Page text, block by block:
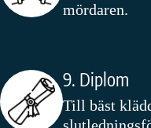
mördaren.
9. Diplom
Till bäst